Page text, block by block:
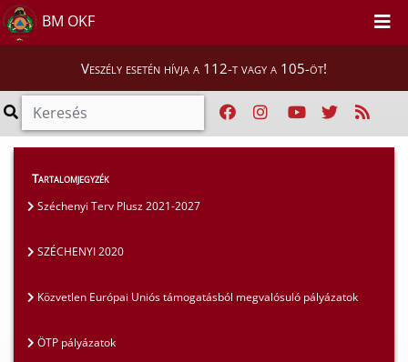
BM OKF
Veszély esetén hívja a 112-t vagy a 105-öt!
Szakmai tájékoztatók
SZÉCHENYI 2020
Tartalomjegyzék
Széchenyi Terv Plusz 2021-2027
SZÉCHENYI 2020
Közvetlen Európai Uniós támogatásból megvalósuló pályázatok
ÖTP pályázatok